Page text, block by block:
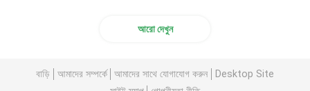
আরো দেখুন
বাড়ি আমাদের সম্পর্কে আমাদের সাথে যোগাযোগ করুন
Desktop Site